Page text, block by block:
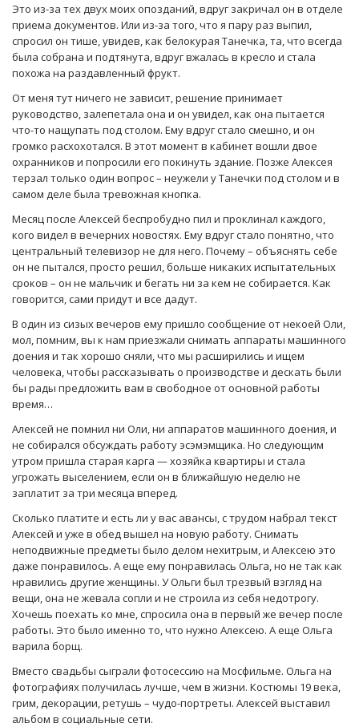
Это из-за тех двух моих опозданий, вдруг закричал он в отделе
приема документов. Или из-за того, что я пару раз выпил,
спросил он тише, увидев, как белокурая Танечка, та, что всегда
была собрана и подтянута, вдруг вжалась в кресло и стала
похожа на раздавленный фрукт.
От меня тут ничего не зависит, решение принимает
руководство, залепетала она и он увидел, как она пытается
что-то нащупать под столом. Ему вдруг стало смешно, и он
громко расхохотался. В этот момент в кабинет вошли двое
охранников и попросили его покинуть здание. Позже Алексея
терзал только один вопрос – неужели у Танечки под столом и в
самом деле была тревожная кнопка.
Месяц после Алексей беспробудно пил и проклинал каждого,
кого видел в вечерних новостях. Ему вдруг стало понятно, что
центральный телевизор не для него. Почему – объяснять себе
он не пытался, просто решил, больше никаких испытательных
сроков – он не мальчик и бегать ни за кем не собирается. Как
говорится, сами придут и все дадут.
В один из сизых вечеров ему пришло сообщение от некоей Оли,
мол, помним, вы к нам приезжали снимать аппараты машинного
доения и так хорошо сняли, что мы расширились и ищем
человека, чтобы рассказывать о производстве и дескать были
бы рады предложить вам в свободное от основной работы
время…
Алексей не помнил ни Оли, ни аппаратов машинного доения, и
не собирался обсуждать работу эсэмэмщика. Но следующим
утром пришла старая карга — хозяйка квартиры и стала
угрожать выселением, если он в ближайшую неделю не
заплатит за три месяца вперед.
Сколько платите и есть ли у вас авансы, с трудом набрал текст
Алексей и уже в обед вышел на новую работу. Снимать
неподвижные предметы было делом нехитрым, и Алексею это
даже понравилось. А еще ему понравилась Ольга, но не так как
нравились другие женщины. У Ольги был трезвый взгляд на
вещи, она не жевала сопли и не строила из себя недотрогу.
Хочешь поехать ко мне, спросила она в первый же вечер после
работы. Это было именно то, что нужно Алексею. А еще Ольга
варила борщ.
Вместо свадьбы сыграли фотосессию на Мосфильме. Ольга на
фотографиях получилась лучше, чем в жизни. Костюмы 19 века,
грим, декорации, ретушь – чудо-портреты. Алексей выставил
альбом в социальные сети.